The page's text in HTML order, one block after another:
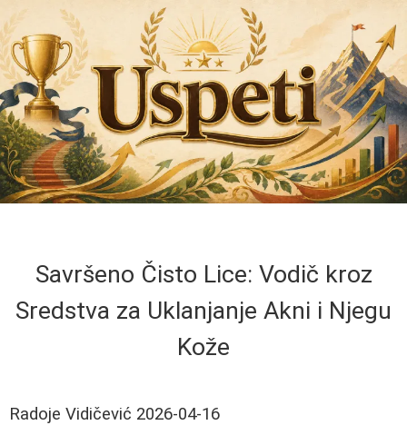
Savršeno Čisto Lice: Vodič kroz
Sredstva za Uklanjanje Akni i Njegu
Kože
Radoje Vidičević 2026-04-16